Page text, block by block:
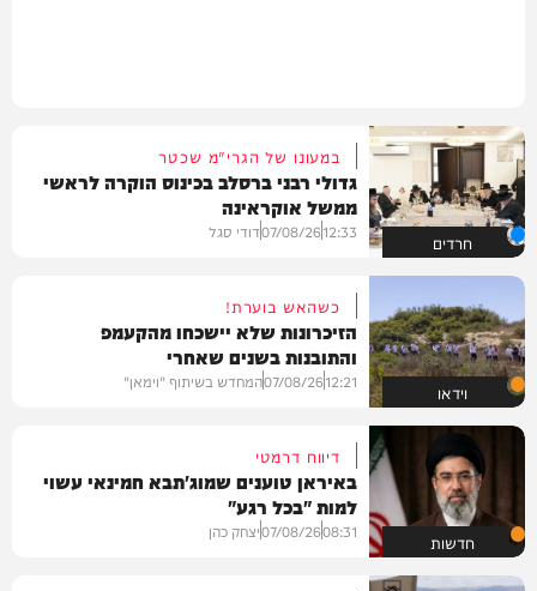
חרדים
במעונו של הגרי"מ שכטר
גדולי רבני ברסלב בכינוס הוקרה לראשי
ממשל אוקראינה
12:33
07/08/26דודי סגל
וידאו
כשהאש בוערת!
הזיכרונות שלא יישכחו מהקעמפ
והתובנות בשנים שאחרי
12:21
07/08/26המחדש בשיתוף "וימאן"
חדשות
דיווח דרמטי
באיראן טוענים שמוג'תבא חמינאי עשוי
למות "בכל רגע"
08:31
07/08/26יצחק כהן